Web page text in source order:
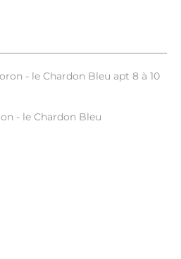
- le Chardon Bleu apt 8 à 10
- le Chardon Bleu